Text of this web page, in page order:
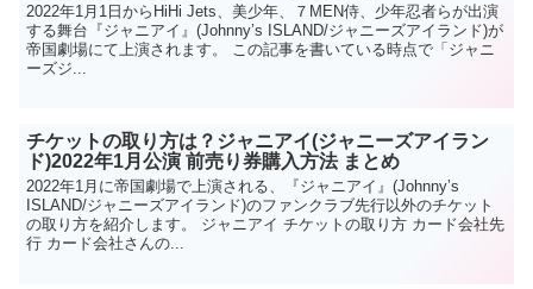
2022年1月1日からHiHi Jets、美少年、７MEN侍、少年忍者らが出演
する舞台『ジャニアイ』(Johnny’s ISLAND/ジャニーズアイランド)が
帝国劇場にて上演されます。 この記事を書いている時点で「ジャニ
ーズジ...
チケットの取り方は？ジャニアイ(ジャニーズアイラン
ド)2022年1月公演 前売り券購入方法 まとめ
2022年1月に帝国劇場で上演される、『ジャニアイ』(Johnny’s
ISLAND/ジャニーズアイランド)のファンクラブ先行以外のチケット
の取り方を紹介します。 ジャニアイ チケットの取り方 カード会社先
行 カード会社さんの...